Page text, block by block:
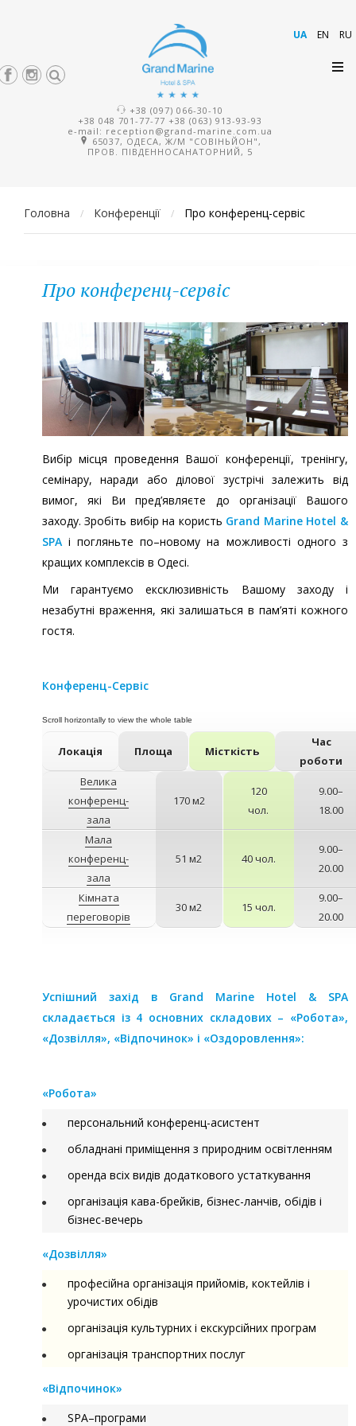
UA EN RU
+38 (097) 066-30-10
+38 048 701-77-77 +38 (063) 913-93-93
e-mail: reception@grand-marine.com.ua
65037, ОДЕСА, Ж/М "СОВІНЬЙОН",
ПРОВ. ПІВДЕННОСАНАТОРНИЙ, 5
Головна / Конференції / Про конференц-сервіс
Про конференц-сервіс
Вибір місця проведення Вашої конференції, тренінгу,
семінару, наради або ділової зустрічі залежить від
вимог, які Ви пред’являєте до організації Вашого
заходу. Зробіть вибір на користь Grand Marine Hotel &
SPAі погляньте по–новому на можливості одного з
кращих комплексів в Одесі.
Ми гарантуємо ексклюзивність Вашому заходу і
незабутні враження, які залишаться в пам’яті кожного
гостя.
Конференц-Сервіс
Локація Площа Місткість
Час
роботи
Велика
конференц-
зала
170 м2
120
чол.
9.00–
18.00
Мала
конференц-
зала
51 м2 40 чол.
9.00–
20.00
Кімната
переговорів
30 м2 15 чол.
9.00–
20.00
Успішний захід в Grand Marine Hotel & SPA
складається із 4 основних складових – «Робота»,
«Дозвілля», «Відпочинок» і «Оздоровлення»:
«Робота»
персональний конференц-асистент
обладнані приміщення з природним освітленням
оренда всіх видів додаткового устаткування
організація кава-брейків, бізнес-ланчів, обідів і
бізнес-вечерь
«Дозвілля»
професійна організація прийомів, коктейлів і
урочистих обідів
організація культурних і екскурсійних програм
організація транспортних послуг
«Відпочинок»
SPA–програми